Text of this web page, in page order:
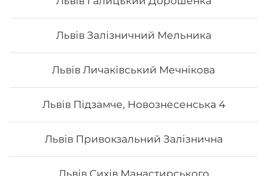
Львів Залізничний Мельника
Львів Личаківський Мечнікова
Львів Підзамче, Новознесенська 4
Львів Привокзальний Залізнична
Львів Сихів Манастирського
Сет Преміум
рол, преміум авторський авокадо рол, преміум кіото